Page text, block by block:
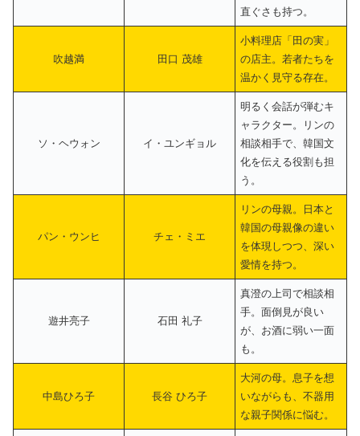
直ぐさも持つ。
吹越満 田口 茂雄
小料理店「田の実」
の店主。若者たちを
温かく見守る存在。
ソ・ヘウォン イ・ユンギョル
明るく会話が弾むキ
ャラクター。リンの
相談相手で、韓国文
化を伝える役割も担
う。
パン・ウンヒ チェ・ミエ
リンの母親。日本と
韓国の母親像の違い
を体現しつつ、深い
愛情を持つ。
遊井亮子 石田 礼子
真澄の上司で相談相
手。面倒見が良い
が、お酒に弱い一面
も。
中島ひろ子 長谷 ひろ子
大河の母。息子を想
いながらも、不器用
な親子関係に悩む。